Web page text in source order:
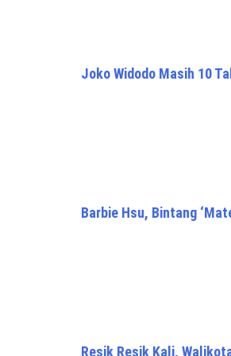
Joko Widodo Masih 10
Barbie Hsu, Bintang
Resik Resik Kali,